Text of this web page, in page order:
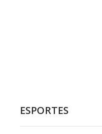
ESPORTES